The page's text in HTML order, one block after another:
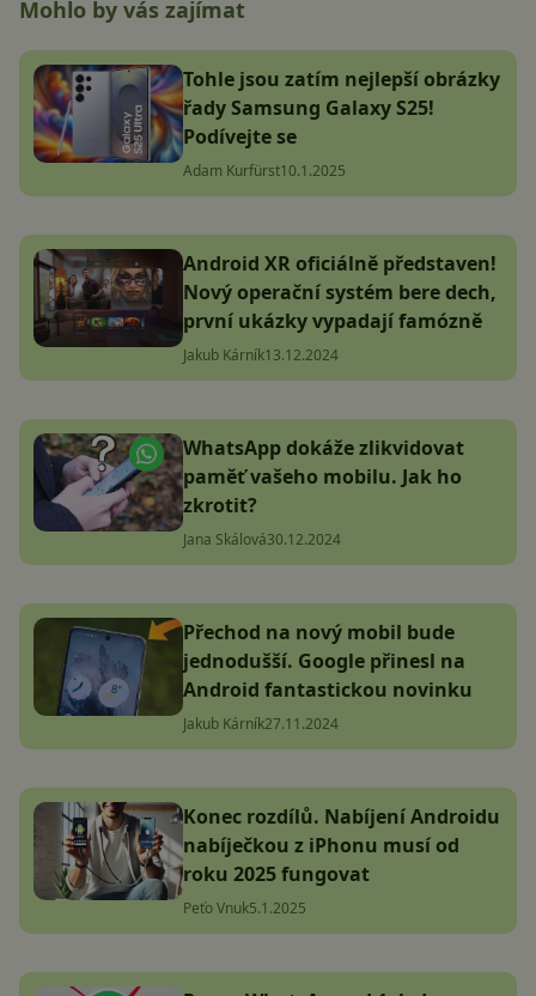
Mohlo by vás zajímat
Tohle jsou zatím nejlepší obrázky
řady Samsung Galaxy S25!
Podívejte se
Adam Kurfürst10.1.2025
Android XR oficiálně představen!
Nový operační systém bere dech,
první ukázky vypadají famózně
Jakub Kárník13.12.2024
WhatsApp dokáže zlikvidovat
paměť vašeho mobilu. Jak ho
zkrotit?
Jana Skálová30.12.2024
Přechod na nový mobil bude
jednodušší. Google přinesl na
Android fantastickou novinku
Jakub Kárník27.11.2024
Konec rozdílů. Nabíjení Androidu
nabíječkou z iPhonu musí od
roku 2025 fungovat
Peťo Vnuk5.1.2025